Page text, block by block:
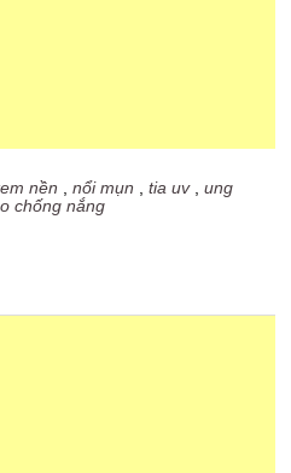
nền ,nổi mụn ,tia uv,ung
chống nắng